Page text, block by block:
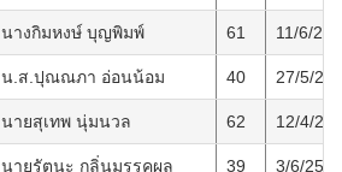
นางกิมหงษ์ บุญพิมพ์ 61 11/6/
น.ส.ปุณณภา อ่อนน้อม 40 27/5/
นายสุเทพ นุ่มนวล 62 12/4/
นายรัตนะ กลิ่นมรรคผล 39 3/6/2565